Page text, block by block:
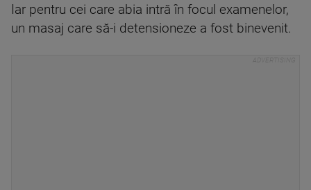
Iar pentru cei care abia intră în focul examenelor,
un masaj care să-i detensioneze a fost binevenit.